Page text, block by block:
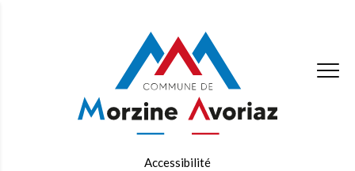
Accessibilité